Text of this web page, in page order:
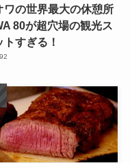
ワの世界最大の休憩所
80が超穴場の観光ス
トすぎる！